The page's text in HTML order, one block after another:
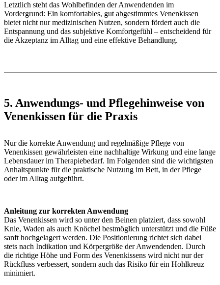
Letztlich steht das Wohlbefinden der Anwendenden im
Vordergrund: Ein komfortables, gut abgestimmtes Venenkissen
bietet nicht nur medizinischen Nutzen, sondern fördert auch die
Entspannung und das subjektive Komfortgefühl – entscheidend für
die Akzeptanz im Alltag und eine effektive Behandlung.
5. Anwendungs- und Pflegehinweise von
Venenkissen für die Praxis
Nur die korrekte Anwendung und regelmäßige Pflege von
Venenkissen gewährleisten eine nachhaltige Wirkung und eine lange
Lebensdauer im Therapiebedarf. Im Folgenden sind die wichtigsten
Anhaltspunkte für die praktische Nutzung im Bett, in der Pflege
oder im Alltag aufgeführt.
Anleitung zur korrekten Anwendung
Das Venenkissen wird so unter den Beinen platziert, dass sowohl
Knie, Waden als auch Knöchel bestmöglich unterstützt und die Füße
sanft hochgelagert werden. Die Positionierung richtet sich dabei
stets nach Indikation und Körpergröße der Anwendenden. Durch
die richtige Höhe und Form des Venenkissens wird nicht nur der
Rückfluss verbessert, sondern auch das Risiko für ein Hohlkreuz
minimiert.